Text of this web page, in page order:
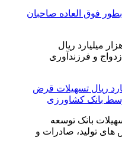
فوق العاده صاحبان
32 هزار میلیارد ریال تسهیلات قرض
بانک کشاورزی